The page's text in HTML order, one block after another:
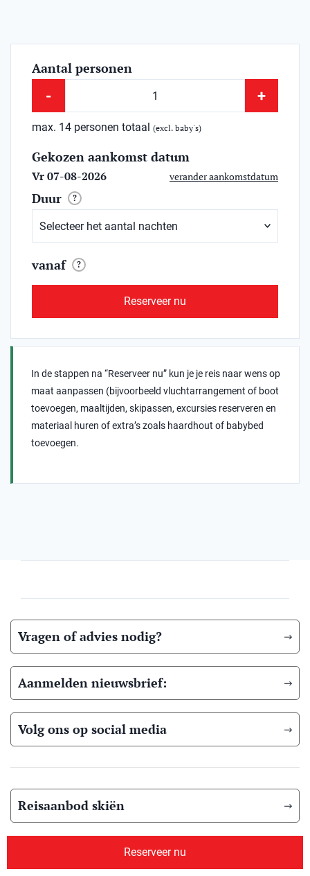
Aantal personen
- +
max. 14 personen totaal (excl. baby's)
Gekozen aankomst datum
Vr 07-08-2026 verander aankomstdatum
Duur ?
vanaf ?
Reserveer nu
In de stappen na “Reserveer nu” kun je je reis naar wens op
maat aanpassen (bijvoorbeeld vluchtarrangement of boot
toevoegen, maaltijden, skipassen, excursies reserveren en
materiaal huren of extra’s zoals haardhout of babybed
toevoegen.
Reserveer nu
Vragen of advies nodig?
Aanmelden nieuwsbrief:
Volg ons op social media
Reisaanbod skiën
Skibestemmingen